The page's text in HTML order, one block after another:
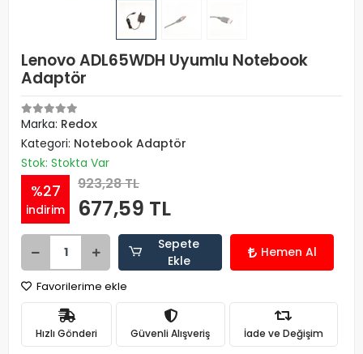
Lenovo ADL65WDH Uyumlu Notebook
Adaptör
Marka: Redox
Kategori: Notebook Adaptör
Stok: Stokta Var
%27
indirim
923,28 TL
677,59 TL
Sepete
Ekle
Hemen Al
Favorilerime ekle
Hızlı Gönderi Güvenli Alışveriş İade ve Değişim